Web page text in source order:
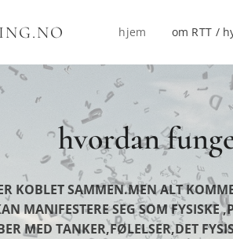
hjem om RTT /
hvordan
KOBLET SAMMEN.MEN ALT
MANIFESTERE SEG SOM FYSISKE
MED TANKER,FØLELSER,DET